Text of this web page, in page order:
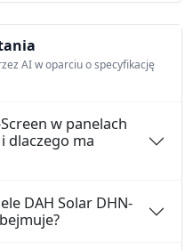
AI w oparciu o specyfikację
w panelach
dlaczego ma
DAH Solar DHN-